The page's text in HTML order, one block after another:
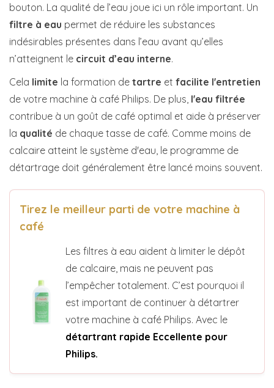
bouton. La qualité de l’eau joue ici un rôle important. Un
filtre à eau permet de réduire les substances
indésirables présentes dans l’eau avant qu’elles
n’atteignent le circuit d’eau interne.
Cela limite la formation de tartre et facilite l'entretien
de votre machine à café Philips. De plus, l'eau filtrée
contribue à un goût de café optimal et aide à préserver
la qualité de chaque tasse de café. Comme moins de
calcaire atteint le système d'eau, le programme de
détartrage doit généralement être lancé moins souvent.
Tirez le meilleur parti de votre machine à
café
Les filtres à eau aident à limiter le dépôt
de calcaire, mais ne peuvent pas
l’empêcher totalement. C’est pourquoi il
est important de continuer à détartrer
votre machine à café Philips. Avec le
détartrant rapide Eccellente pour
Philips.